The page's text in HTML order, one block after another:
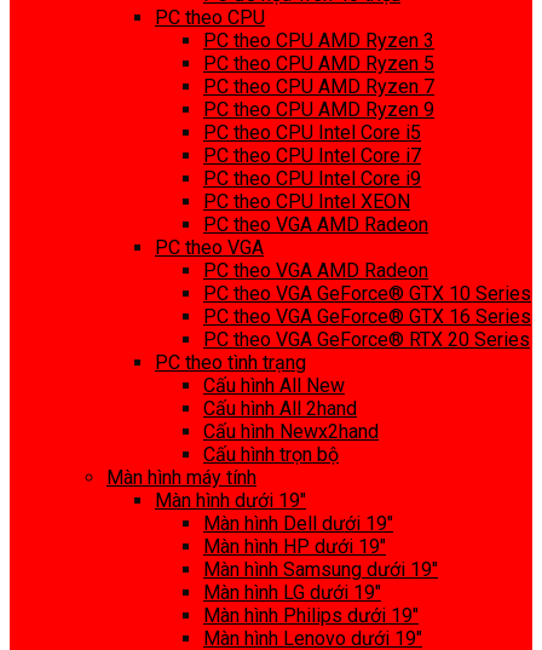
PC theo CPU
PC theo CPU AMD Ryzen 3
PC theo CPU AMD Ryzen 5
PC theo CPU AMD Ryzen 7
PC theo CPU AMD Ryzen 9
PC theo CPU Intel Core i5
PC theo CPU Intel Core i7
PC theo CPU Intel Core i9
PC theo CPU Intel XEON
PC theo VGA AMD Radeon
PC theo VGA
PC theo VGA AMD Radeon
PC theo VGA GeForce® GTX 10 Series
PC theo VGA GeForce® GTX 16 Series
PC theo VGA GeForce® RTX 20 Series
PC theo tình trạng
Cấu hình All New
Cấu hình All 2hand
Cấu hình Newx2hand
Cấu hình trọn bộ
Màn hình máy tính
Màn hình dưới 19″
Màn hình Dell dưới 19″
Màn hình HP dưới 19″
Màn hình Samsung dưới 19″
Màn hình LG dưới 19″
Màn hình Philips dưới 19″
Màn hình Lenovo dưới 19″